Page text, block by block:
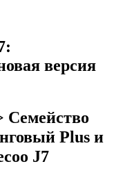
версия
Семейство
Plus и
J7